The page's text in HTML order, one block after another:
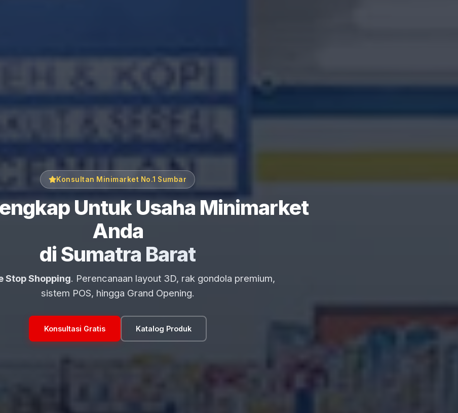
Konsultan Minimarket No.1 Sumbar
Untuk Usaha Minimarket
Anda
di Sumatra Barat
Stop Shopping. Perencanaan layout 3D, rak gondola premium,
sistem POS, hingga Grand Opening.
Konsultasi Gratis Katalog Produk